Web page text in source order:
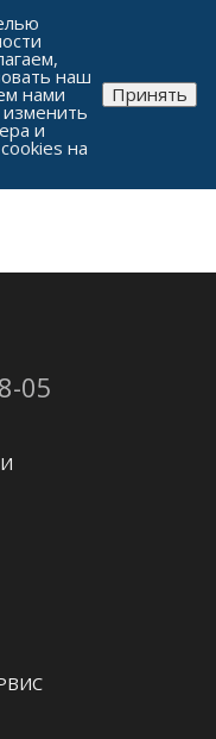
05
наш
нами
и
на
Принять